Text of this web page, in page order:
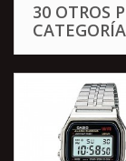
30 OTROS